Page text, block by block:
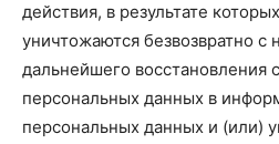
действия, в результате
уничтожаются безвозвратно
дальнейшего восстановления
персональных данных в
персональных данных и (или)